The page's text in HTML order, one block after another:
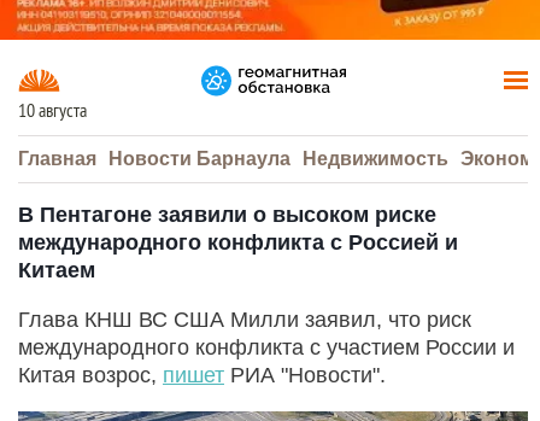
10 августа
Главная Новости Барнаула Недвижимость
В Пентагоне заявили о высоком риске
международного конфликта с Россией и
Китаем
Глава КНШ ВС США Милли заявил, что риск
международного конфликта с участием России и
Китая возрос, пишет РИА "Новости".